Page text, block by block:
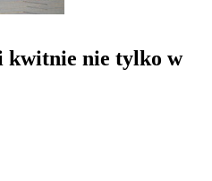
kwitnie nie tylko w